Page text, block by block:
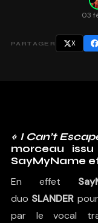
03
PARTAGER X
« I Can’t
morceau
SayMyName
En effet
duo SLANDER
par le vocal